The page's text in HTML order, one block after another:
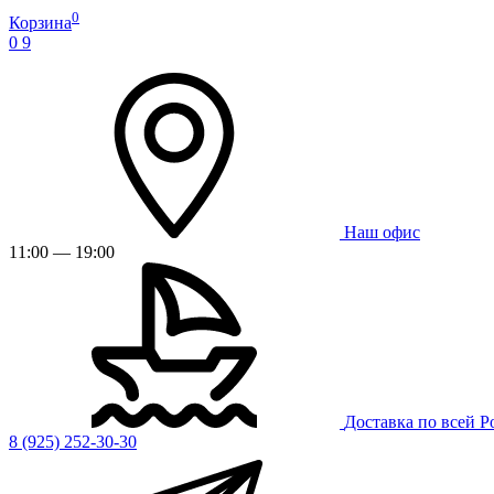
Корзина0
0 9
Наш офис
11:00 — 19:00
Доставка по всей
8 (925) 252-30-30